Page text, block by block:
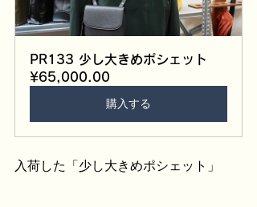
PR133 少し大きめポシェット
¥65,000.00
購入する
入荷した「少し大きめポシェット」